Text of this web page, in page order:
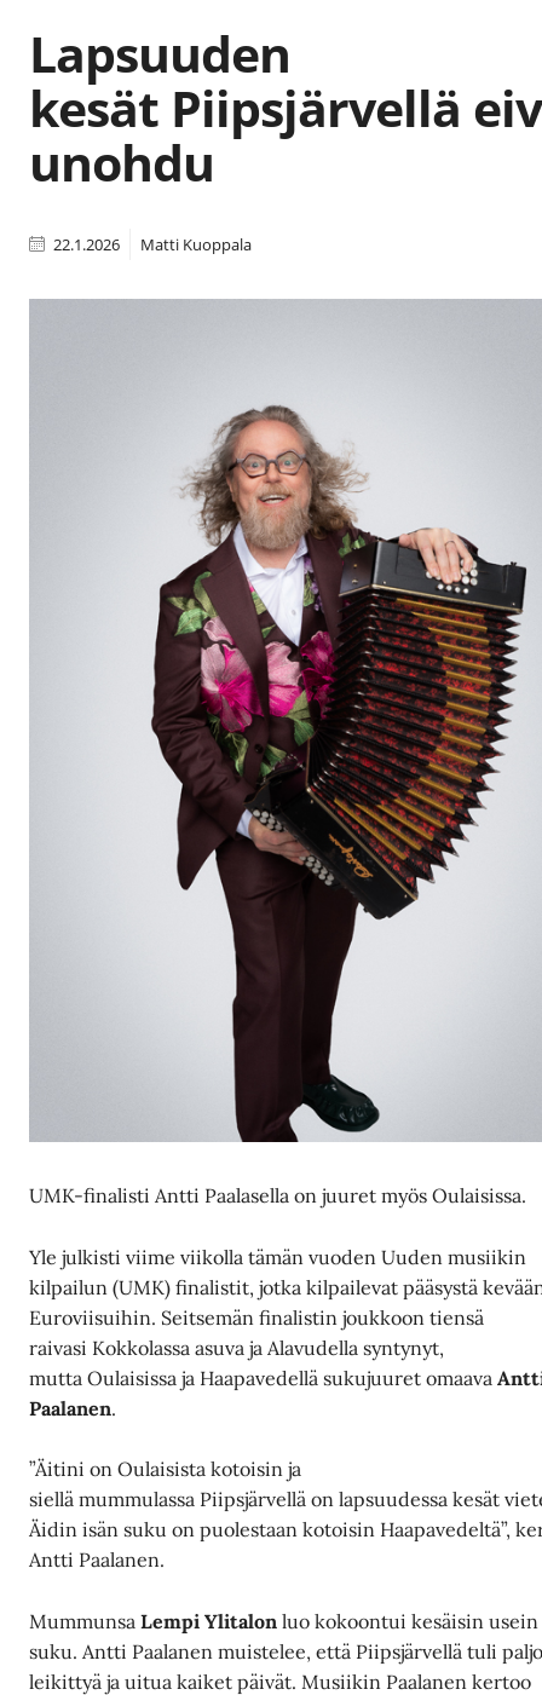
Lapsuuden
kesät Piipsjärvellä
unohdu
22.1.2026 Matti Kuoppala
UMK-finalisti Antti Paalasella on juuret myös Oulaisissa.
Yle julkisti viime viikolla tämän vuoden Uuden musiikin
kilpailun (UMK) finalistit, jotka kilpailevat pääsystä
Euroviisuihin. Seitsemän finalistin joukkoon tiensä
raivasi Kokkolassa asuva ja Alavudella syntynyt,
mutta Oulaisissa ja Haapavedellä sukujuuret omaava
Paalanen.
”Äitini on Oulaisista kotoisin ja
siellä mummulassa Piipsjärvellä on lapsuudessa kesät
Äidin isän suku on puolestaan kotoisin Haapavedeltä”,
Antti Paalanen.
MummunsaLempi Ylitalon luo kokoontui kesäisin
suku. Antti Paalanen muistelee, että Piipsjärvellä tuli
leikittyä ja uitua kaiket päivät. Musiikin Paalanen kertoo